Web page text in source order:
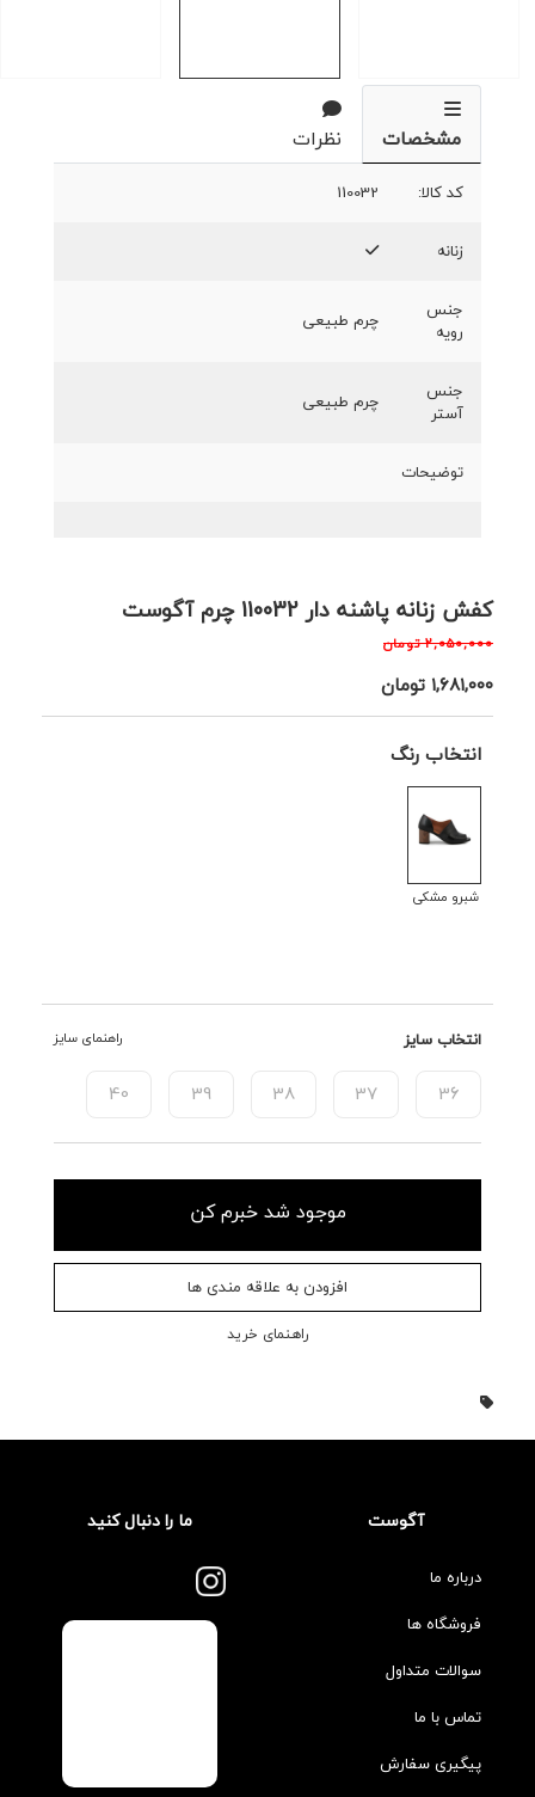
کفش زنانه پاشنه دار 110032 چرم آگوست
۲,۰۵۰,۰۰۰ تومان
۱,۶۸۱,۰۰۰ تومان
انتخاب رنگ
شبرو مشکی
انتخاب سایز راهنمای سایز
36
37
38
39
40
موجود شد خبرم کن
افزودن به علاقه مندی ها
راهنمای خرید
مشخصات نظرات
کد کالا: 110032
زنانه
جنس
رویه
چرم طبیعی
جنس
آستر
چرم طبیعی
توضیحات
آگوست
درباره ما
فروشگاه ها
سوالات متداول
تماس با ما
پیگیری سفارش
ما را دنبال کنید